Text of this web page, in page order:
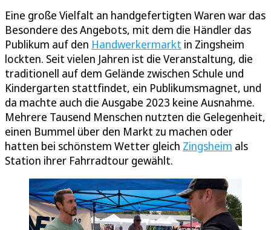
Eine große Vielfalt an handgefertigten Waren war das
Besondere des Angebots, mit dem die Händler das
Publikum auf den Handwerkermarkt in Zingsheim
lockten. Seit vielen Jahren ist die Veranstaltung, die
traditionell auf dem Gelände zwischen Schule und
Kindergarten stattfindet, ein Publikumsmagnet, und
da machte auch die Ausgabe 2023 keine Ausnahme.
Mehrere Tausend Menschen nutzten die Gelegenheit,
einen Bummel über den Markt zu machen oder
hatten bei schönstem Wetter gleich Zingsheim als
Station ihrer Fahrradtour gewählt.